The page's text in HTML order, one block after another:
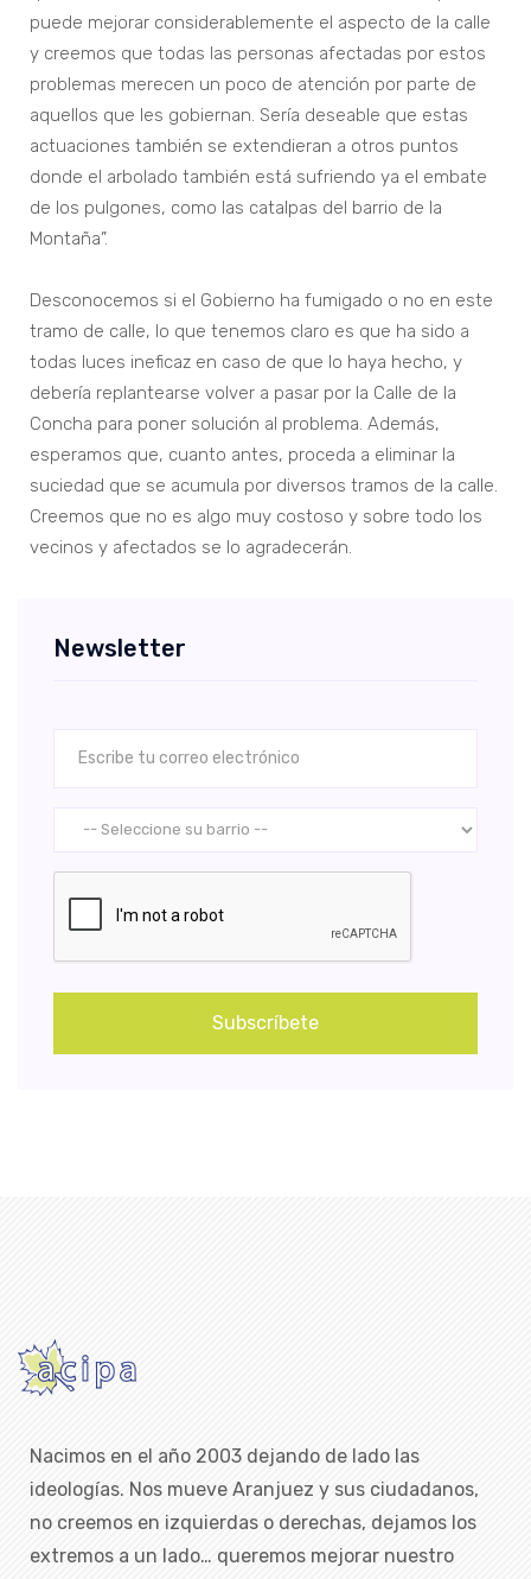
puede mejorar considerablemente el aspecto de la calle
y creemos que todas las personas afectadas por estos
problemas merecen un poco de atención por parte de
aquellos que les gobiernan. Sería deseable que estas
actuaciones también se extendieran a otros puntos
donde el arbolado también está sufriendo ya el embate
de los pulgones, como las catalpas del barrio de la
Montaña”.
Desconocemos si el Gobierno ha fumigado o no en este
tramo de calle, lo que tenemos claro es que ha sido a
todas luces ineficaz en caso de que lo haya hecho, y
debería replantearse volver a pasar por la Calle de la
Concha para poner solución al problema. Además,
esperamos que, cuanto antes, proceda a eliminar la
suciedad que se acumula por diversos tramos de la calle.
Creemos que no es algo muy costoso y sobre todo los
vecinos y afectados se lo agradecerán.
Newsletter
Subscríbete
Nacimos en el año 2003 dejando de lado las
ideologías. Nos mueve Aranjuez y sus ciudadanos,
no creemos en izquierdas o derechas, dejamos los
extremos a un lado… queremos mejorar nuestro